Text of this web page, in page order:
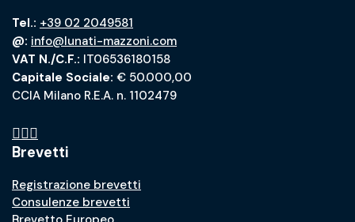
Tel.: +39 02 2049581
@: info@lunati-mazzoni.com
VAT N./C.F.: IT06536180158
Capitale Sociale: € 50.000,00
CCIA Milano R.E.A. n. 1102479
Brevetti
Registrazione brevetti
Consulenze brevetti